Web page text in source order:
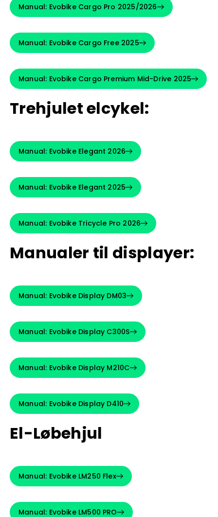
Manual: Evobike Cargo Pro 2025/2026
Manual: Evobike Cargo Free 2025
Manual: Evobike Cargo Premium Mid-Drive 2025
Trehjulet elcykel:
Manual: Evobike Elegant 2026
Manual: Evobike Elegant 2025
Manual: Evobike Tricycle Pro 2026
Manualer til displayer:
Manual: Evobike Display DM03
Manual: Evobike Display C300S
Manual: Evobike Display M210C
Manual: Evobike Display D410
El-Løbehjul
Manual: Evobike LM250 Flex
Manual: Evobike LM500 PRO